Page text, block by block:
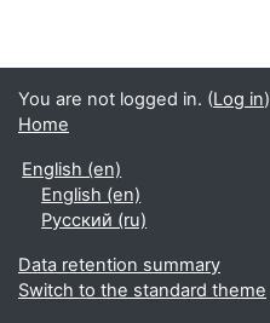
You are not logged in. (Log in)
Home
English ‎(en)‎
English ‎(en)‎
Русский ‎(ru)‎
Data retention summary
Switch to the standard theme